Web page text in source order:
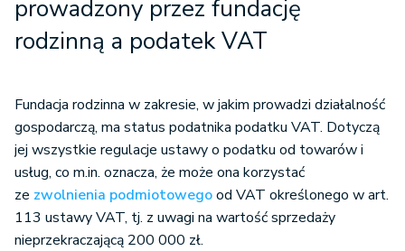
prowadzony przez fundację
rodzinną a podatek VAT
Fundacja rodzinna w zakresie, w jakim prowadzi działalność
gospodarczą, ma status podatnika podatku VAT. Dotyczą
jej wszystkie regulacje ustawy o podatku od towarów i
usług, co m.in. oznacza, że może ona korzystać
ze zwolnienia podmiotowegood VAT określonego w art.
113 ustawy VAT, tj. z uwagi na wartość sprzedaży
nieprzekraczającą 200 000 zł.